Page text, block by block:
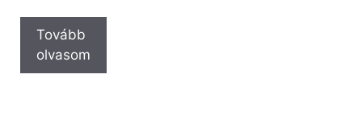
Tovább
olvasom